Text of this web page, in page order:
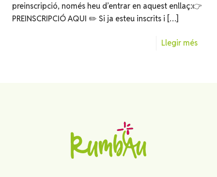
preinscripció, només heu d’entrar en aquest enllaç:👉
PREINSCRIPCIÓ AQUI ✏️ Si ja esteu inscrits i […]
Llegir més